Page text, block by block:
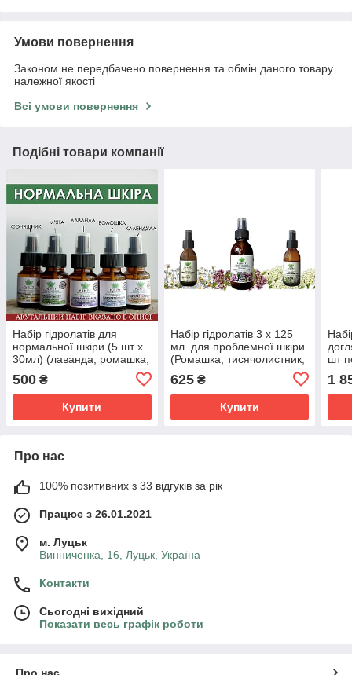
Умови повернення
Законом не передбачено повернення та обмін даного товару
належної якості
Всі умови повернення
Подібні товари компанії
Набір гідролатів для
нормальної шкіри (5 шт х
30мл) (лаванда, ромашка,
пелюстки троянди)
500 ₴
Купити
Набір гідролатів 3 х 125
мл. для проблемної шкіри
(Ромашка, тисячолистник,
625₴
Купити
шт
1
Про нас
100% позитивних з 33 відгуків за рік
Працює з 26.01.2021
м. Луцьк
Винниченка, 16, Луцьк, Україна
Контакти
Сьогодні вихідний
Показати весь графік роботи